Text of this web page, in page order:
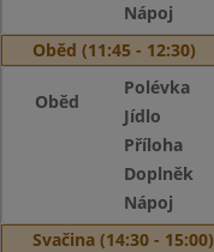
Nápoj
Oběd (11:45 - 12:30)
Oběd
Polévka
Jídlo
Příloha
Doplněk
Nápoj
Svačina (14:30 - 15:00)